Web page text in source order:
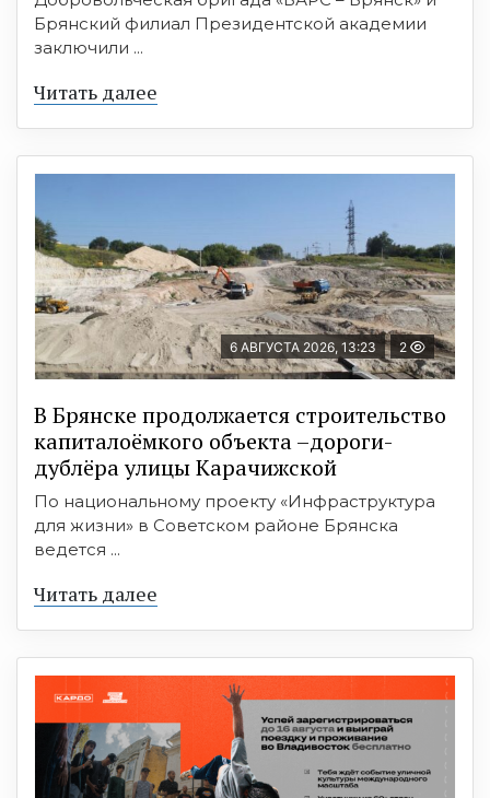
Брянский филиал Президентской академии
заключили ...
Читать далее
6 АВГУСТА 2026, 13:23 2
В Брянске продолжается строительство
капиталоёмкого объекта –дороги-
дублёра улицы Карачижской
По национальному проекту «Инфраструктура
для жизни» в Советском районе Брянска
ведется ...
Читать далее